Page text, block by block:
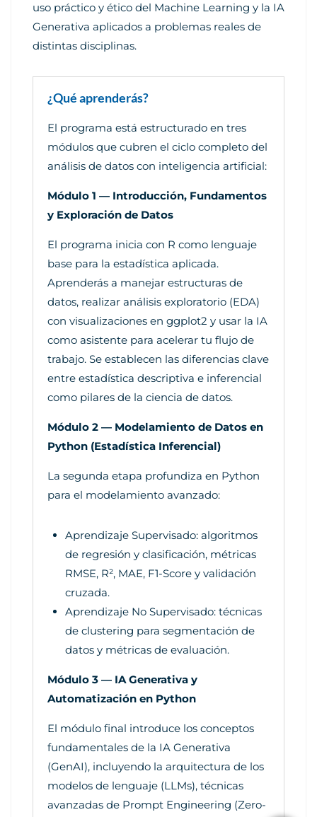
uso práctico y ético del Machine Learning y la IA
Generativa aplicados a problemas reales de
distintas disciplinas.
¿Qué aprenderás?
El programa está estructurado en tres
módulos que cubren el ciclo completo del
análisis de datos con inteligencia artificial:
Módulo 1 — Introducción, Fundamentos
y Exploración de Datos
El programa inicia con R como lenguaje
base para la estadística aplicada.
Aprenderás a manejar estructuras de
datos, realizar análisis exploratorio (EDA)
con visualizaciones en ggplot2 y usar la IA
como asistente para acelerar tu flujo de
trabajo. Se establecen las diferencias clave
entre estadística descriptiva e inferencial
como pilares de la ciencia de datos.
Módulo 2 — Modelamiento de Datos en
Python (Estadística Inferencial)
La segunda etapa profundiza en Python
para el modelamiento avanzado:
Aprendizaje Supervisado: algoritmos
de regresión y clasificación, métricas
RMSE, R², MAE, F1-Score y validación
cruzada.
Aprendizaje No Supervisado: técnicas
de clustering para segmentación de
datos y métricas de evaluación.
Módulo 3 — IA Generativa y
Automatización en Python
El módulo final introduce los conceptos
fundamentales de la IA Generativa
(GenAI), incluyendo la arquitectura de los
modelos de lenguaje (LLMs), técnicas
avanzadas de Prompt Engineering (Zero-